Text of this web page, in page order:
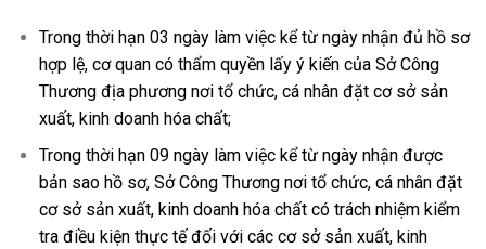
Trong thời hạn 03 ngày làm việc kể từ ngày nhận đủ hồ sơ
hợp lệ, cơ quan có thẩm quyền lấy ý kiến của Sở Công
Thương địa phương nơi tổ chức, cá nhân đặt cơ sở sản
xuất, kinh doanh hóa chất;
Trong thời hạn 09 ngày làm việc kể từ ngày nhận được
bản sao hồ sơ, Sở Công Thương nơi tổ chức, cá nhân đặt
cơ sở sản xuất, kinh doanh hóa chất có trách nhiệm kiểm
tra điều kiện thực tế đối với các cơ sở sản xuất, kinh